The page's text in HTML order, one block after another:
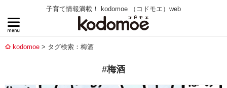
子育て情報満載！ kodomoe （コドモエ）web
kodomoe タグ検索：梅酒
#梅酒